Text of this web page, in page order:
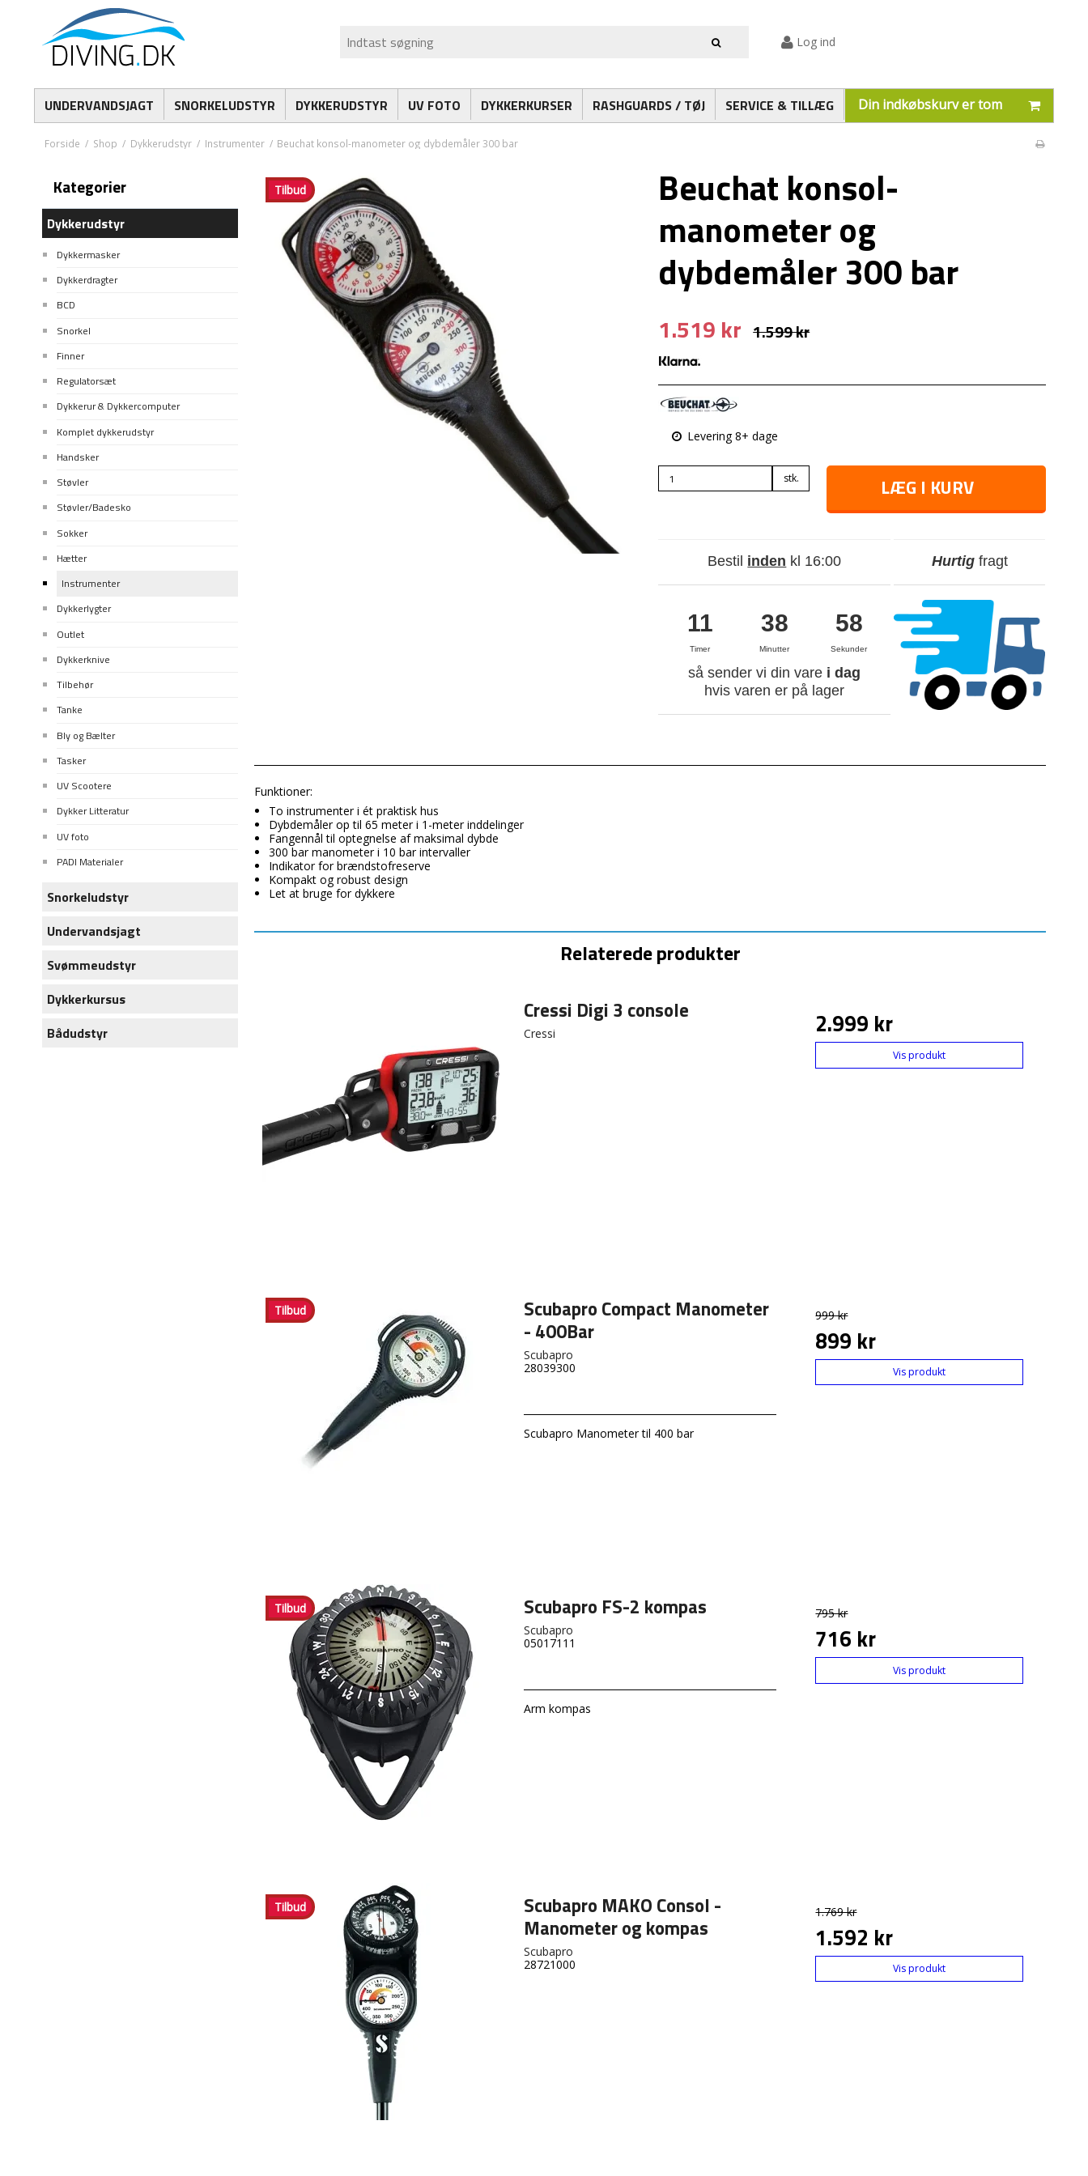
Log ind
UNDERVANDSJAGT SNORKELUDSTYR DYKKERUDSTYR UV FOTO DYKKERKURSER RASHGUARDS / TØJ SERVICE & TILLÆG Din indkøbskurv er tom
Forside / Shop / Dykkerudstyr / Instrumenter / Beuchat konsol-manometer og dybdemåler 300 bar
Kategorier
Dykkerudstyr
Dykkermasker
Dykkerdragter
BCD
Snorkel
Finner
Regulatorsæt
Dykkerur & Dykkercomputer
Komplet dykkerudstyr
Handsker
Støvler
Støvler/Badesko
Sokker
Hætter
Instrumenter
Dykkerlygter
Outlet
Dykkerknive
Tilbehør
Tanke
Bly og Bælter
Tasker
UV Scootere
Dykker Litteratur
UV foto
PADI Materialer
Snorkeludstyr
Undervandsjagt
Svømmeudstyr
Dykkerkursus
Bådudstyr
Tilbud
Beuchat konsol-
manometer og
dybdemåler 300 bar
1.519 kr 1.599 kr
Levering 8+ dage
stk. LÆG I KURV
Bestil inden kl 16:00
11
Timer
38
Minutter
57
Sekunder
så sender vi din vare i dag
hvis varen er på lager
Hurtigfragt
Funktioner:
To instrumenter i ét praktisk hus
Dybdemåler op til 65 meter i 1-meter inddelinger
Fangennål til optegnelse af maksimal dybde
300 bar manometer i 10 bar intervaller
Indikator for brændstofreserve
Kompakt og robust design
Let at bruge for dykkere
Relaterede produkter
Cressi Digi 3 console
Cressi 2.999 kr
Vis produkt
Tilbud
Scubapro Compact Manometer
- 400Bar
Scubapro
28039300
Scubapro Manometer til 400 bar
999 kr
899 kr
Vis produkt
Tilbud Scubapro FS-2 kompas
Scubapro
05017111
Arm kompas
795 kr
716 kr
Vis produkt
Tilbud
Scubapro MAKO Consol -
Manometer og kompas
Scubapro
28721000
1.769 kr
1.592 kr
Vis produkt